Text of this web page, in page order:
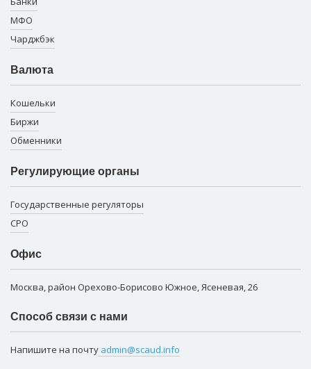
МФО
Чарджбэк
Валюта
Кошельки
Биржи
Обменники
Регулирующие органы
Государственные регуляторы
СРО
Офис
Москва, район Орехово-Борисово Южное, Ясеневая, 26
Способ связи с нами
Напишите на почту admin@scaud.info